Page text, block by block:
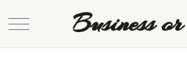
Mobile Menu ToggleBusiness